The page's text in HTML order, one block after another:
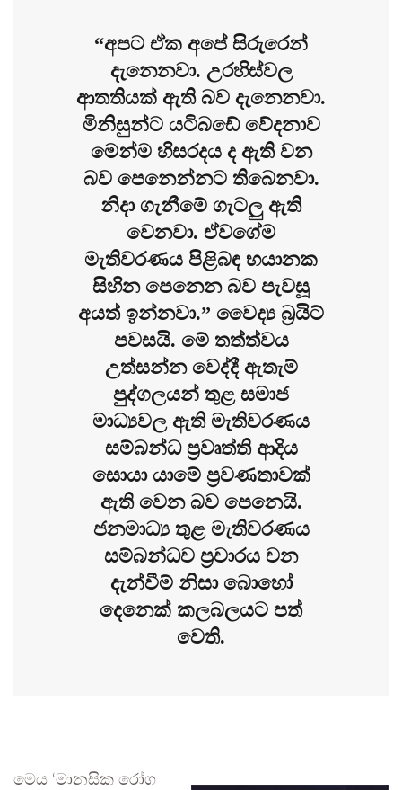
“අපට ඒක අපේ සිරුරෙන්
දැනෙනවා. උරහිස්වල
ආතතියක් ඇති බව දැනෙනවා.
මිනිසුන්ට යටිබඩේ වේදනාව
මෙන්ම හිසරදය ද ඇති වන
බව පෙනෙන්නට තිබෙනවා.
නිදා ගැනීමේ ගැටලු ඇති
වෙනවා. ඒවගේම
මැතිවරණය පිළිබඳ භයානක
සිහින පෙනෙන බව පැවසූ
අයත් ඉන්නවා.” වෛද්‍ය බ්‍රයිට්
පවසයි. මේ තත්ත්වය
උත්සන්න වෙද්දී ඇතැම්
පුද්ගලයන් තුළ සමාජ
මාධ්‍යවල ඇති මැතිවරණය
සම්බන්ධ ප්‍රවෘත්ති ආදිය
සොයා යාමේ ප්‍රවණතාවක්
ඇති වෙන බව පෙනෙයි.
ජනමාධ්‍ය තුළ මැතිවරණය
සම්බන්ධව ප්‍රචාරය වන
දැන්වීම් නිසා බොහෝ
දෙනෙක් කලබලයට පත්
වෙති.
මෙය ‘මානසික රෝග